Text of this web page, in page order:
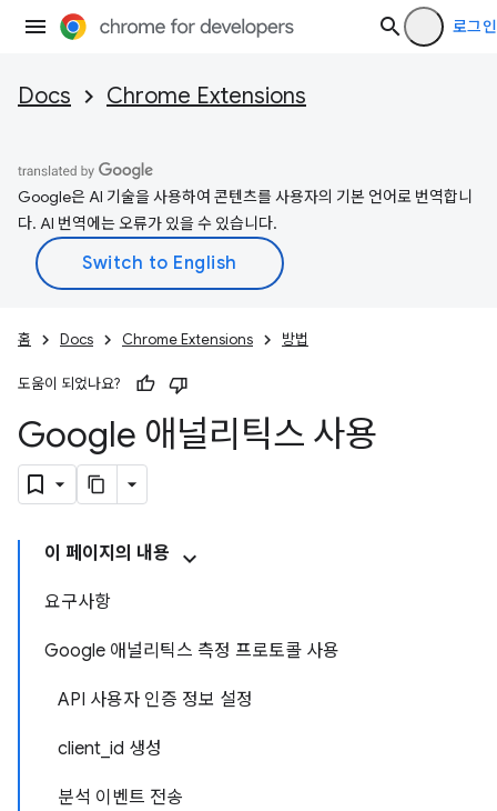
로그인
Docs Chrome Extensions
Google은 AI 기술을 사용하여 콘텐츠를 사용자의 기본 언어로 번역합니
다. AI 번역에는 오류가 있을 수 있습니다.
홈 Docs Chrome Extensions 방법
도움이 되었나요?
Google 애널리틱스 사용
이 페이지의 내용
요구사항
Google 애널리틱스 측정 프로토콜 사용
API 사용자 인증 정보 설정
client_id 생성
분석 이벤트 전송